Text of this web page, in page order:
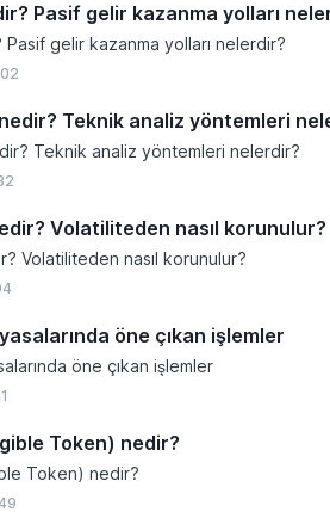
Pasif gelir kazanma yolları
gelir kazanma yolları nelerdir?
Teknik analiz yöntemleri
Teknik analiz yöntemleri nelerdir?
Volatiliteden nasıl korunulur?
Volatiliteden nasıl korunulur?
öne çıkan işlemler
öne çıkan işlemler
Token) nedir?
Token) nedir?